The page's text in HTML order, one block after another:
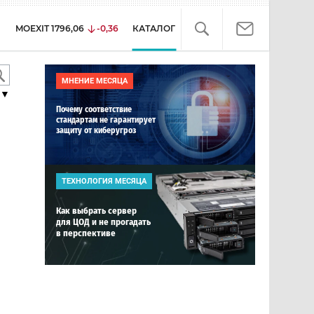
MOEXIT 1796,06 -0,36 КАТАЛОГ
МНЕНИЕ МЕСЯЦА
Почему соответствие
стандартам не гарантирует
защиту от киберугроз
ТЕХНОЛОГИЯ МЕСЯЦА
Как выбрать сервер
для ЦОД и не прогадать
в перспективе